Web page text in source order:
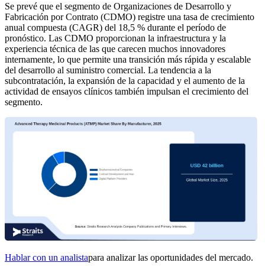
Se prevé que el segmento de Organizaciones de Desarrollo y
Fabricación por Contrato (CDMO) registre una tasa de crecimiento
anual compuesta (CAGR) del 18,5 % durante el período de
pronóstico. Las CDMO proporcionan la infraestructura y la
experiencia técnica de las que carecen muchos innovadores
internamente, lo que permite una transición más rápida y escalable
del desarrollo al suministro comercial. La tendencia a la
subcontratación, la expansión de la capacidad y el aumento de la
actividad de ensayos clínicos también impulsan el crecimiento del
segmento.
Hablar con un analistapara analizar las oportunidades del mercado.